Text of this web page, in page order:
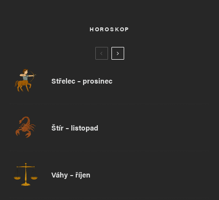
HOROSKOP
Střelec – prosinec
Štír – listopad
Váhy – říjen